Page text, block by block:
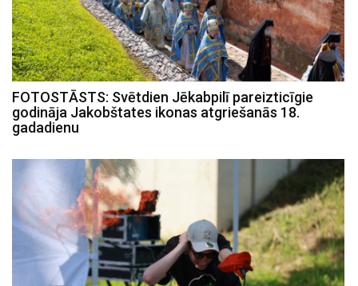
FOTOSTĀSTS: Svētdien Jēkabpilī pareizticīgie
godināja Jakobštates ikonas atgriešanās 18.
gadadienu